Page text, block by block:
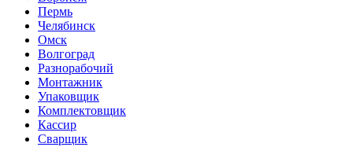
Пермь
Челябинск
Омск
Волгоград
Разнорабочий
Монтажник
Упаковщик
Комплектовщик
Кассир
Сварщик